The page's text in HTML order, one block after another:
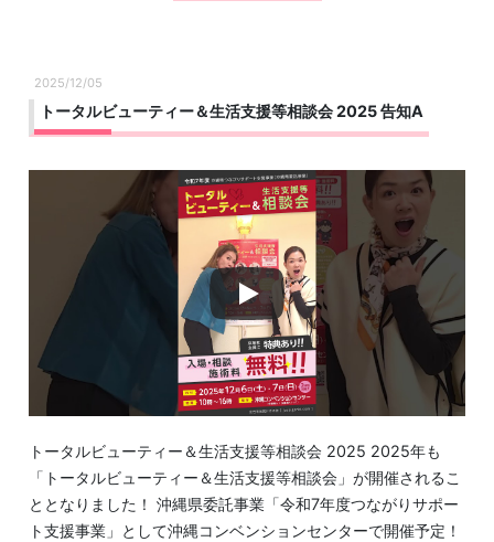
2025/12/05
トータルビューティー＆生活支援等相談会 2025 告知A
トータルビューティー＆生活支援等相談会 2025 2025年も
「トータルビューティー＆生活支援等相談会」が開催されるこ
ととなりました！ 沖縄県委託事業「令和7年度つながりサポー
ト支援事業」として沖縄コンベンションセンターで開催予定！